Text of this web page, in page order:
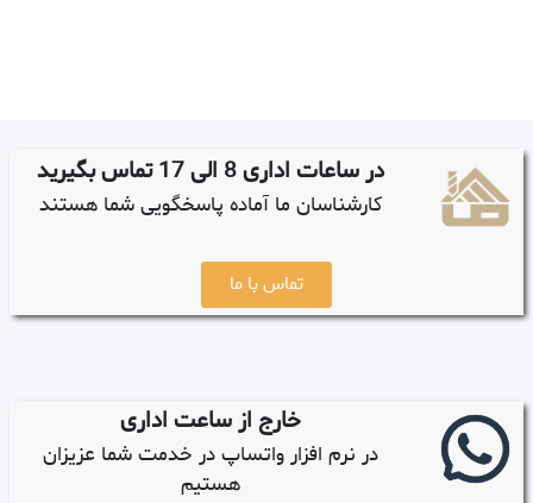
در ساعات اداری 8 الی 17 تماس بگیرید
کارشناسان ما آماده پاسخگویی شما هستند
تماس با ما
خارج از ساعت اداری
در نرم افزار واتساپ در خدمت شما عزیزان
هستیم